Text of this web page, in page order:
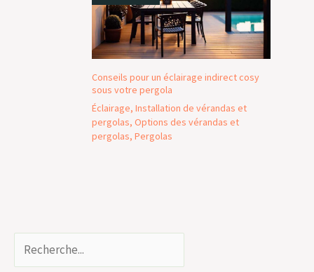
Conseils pour un éclairage indirect cosy
sous votre pergola
Éclairage, Installation de vérandas et
pergolas, Options des vérandas et
pergolas, Pergolas